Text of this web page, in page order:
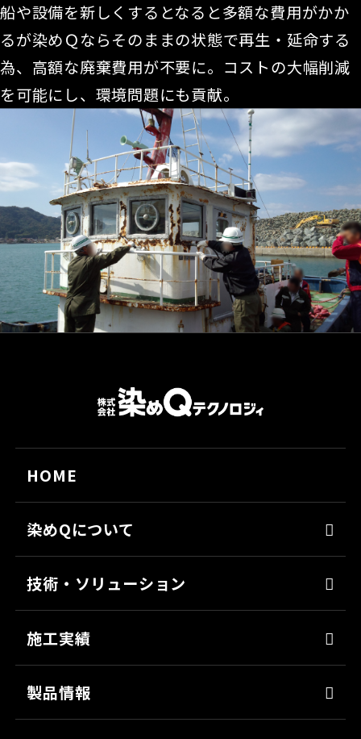
船や設備を新しくするとなると多額な費用がかか
るが染めＱならそのままの状態で再生・延命する
為、高額な廃棄費用が不要に。コストの大幅削減
を可能にし、環境問題にも貢献。
HOME
染めQについて
会社概要
沿革
技術・ソリューション
強靭化工法
ソリューション
施工実績
製品情報